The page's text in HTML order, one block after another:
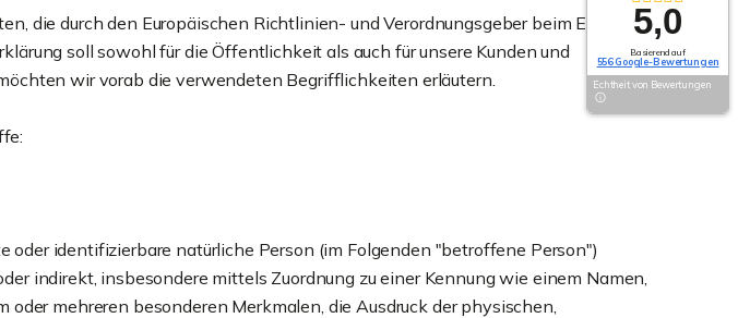
die durch den Europäischen Richtlinien- und Verordnungsgeber beim Erlass der
soll sowohl für die Öffentlichkeit als auch für unsere Kunden und
wir vorab die verwendeten Begrifflichkeiten erläutern.
identifizierbare natürliche Person (im Folgenden "betroffene Person")
indirekt, insbesondere mittels Zuordnung zu einer Kennung wie einem Namen,
mehreren besonderen Merkmalen, die Ausdruck der physischen,
5,0
Basierend auf
556 Google-Bewertungen
Echtheit von Bewertungen